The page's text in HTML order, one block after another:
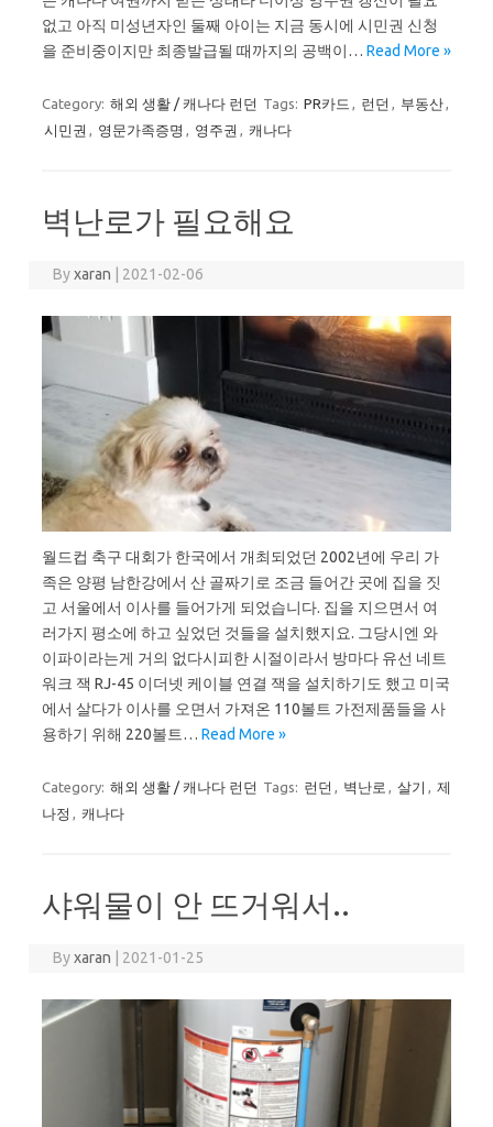
없고 아직 미성년자인 둘째 아이는 지금 동시에 시민권 신청
을 준비중이지만 최종발급될 때까지의 공백이… Read More »
Category: 해외 생활 / 캐나다 런던 Tags: PR카드 , 런던 , 부동산,
시민권 , 영문가족증명 , 영주권 , 캐나다
벽난로가 필요해요
Byxaran 2021-02-06
월드컵 축구 대회가 한국에서 개최되었던 2002년에 우리 가
족은 양평 남한강에서 산 골짜기로 조금 들어간 곳에 집을 짓
고 서울에서 이사를 들어가게 되었습니다. 집을 지으면서 여
러가지 평소에 하고 싶었던 것들을 설치했지요. 그당시엔 와
이파이라는게 거의 없다시피한 시절이라서 방마다 유선 네트
워크 잭 RJ-45 이더넷 케이블 연결 잭을 설치하기도 했고 미국
에서 살다가 이사를 오면서 가져온 110볼트 가전제품들을 사
용하기 위해 220볼트… Read More »
Category: 해외 생활 / 캐나다 런던 Tags: 런던 , 벽난로 , 살기 , 제
나정 , 캐나다
샤워물이 안 뜨거워서..
Byxaran 2021-01-25